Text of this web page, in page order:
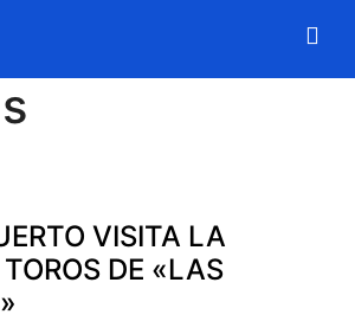
VISITA LA
DE «LAS